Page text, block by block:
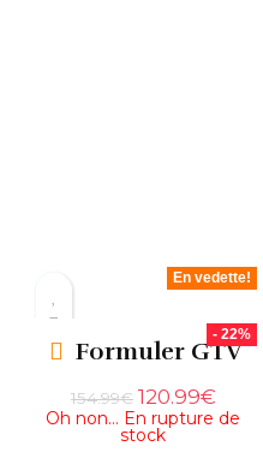
En vedette!
- 22%
Formuler GTV
154.99€ 120.99€
Oh non… En rupture de
stock